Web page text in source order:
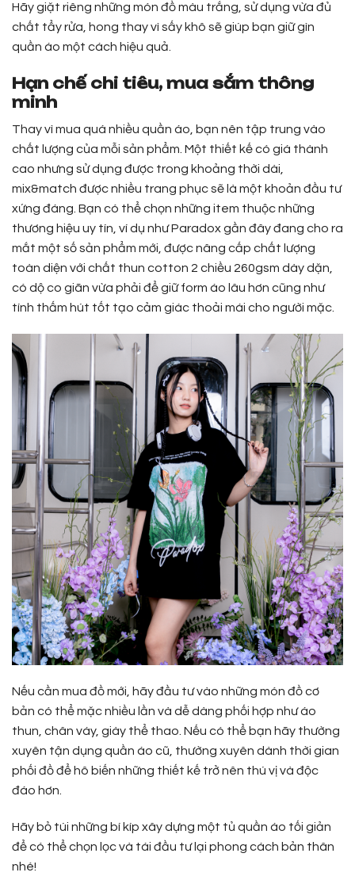
Hãy giặt riêng những món đồ màu trắng, sử dụng vừa đủ
chất tẩy rửa, hong thay vì sấy khô sẽ giúp bạn giữ gìn
quần áo một cách hiệu quả.
Hạn chế chi tiêu, mua sắm thông
minh
Thay vì mua quá nhiều quần áo, bạn nên tập trung vào
chất lượng của mỗi sản phẩm. Một thiết kế có giá thành
cao nhưng sử dụng được trong khoảng thời dài,
mix&match được nhiều trang phục sẽ là một khoản đầu tư
xứng đáng. Bạn có thể chọn những item thuộc những
thương hiệu uy tín, ví dụ như Paradox gần đây đang cho ra
mắt một số sản phẩm mới, được nâng cấp chất lượng
toàn diện với chất thun cotton 2 chiều 260gsm dày dặn,
có dộ co giãn vừa phải để giữ form áo lâu hơn cũng như
tính thấm hút tốt tạo cảm giác thoải mái cho người mặc.
Nếu cần mua đồ mới, hãy đầu tư vào những món đồ cơ
bản có thể mặc nhiều lần và dễ dàng phối hợp như áo
thun, chân váy, giày thể thao. Nếu có thể bạn hãy thường
xuyên tận dụng quần áo cũ, thường xuyên dành thời gian
phối đồ để hô biến những thiết kế trở nên thú vị và độc
đáo hơn.
Hãy bỏ túi những bí kíp xây dựng một tủ quần áo tối giản
để có thể chọn lọc và tái đầu tư lại phong cách bản thân
nhé!